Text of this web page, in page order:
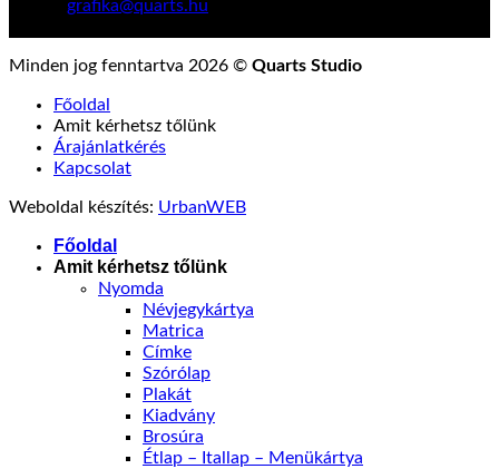
grafika@quarts.hu
Minden jog fenntartva 2026 © Quarts Studio
Főoldal
Amit kérhetsz tőlünk
Árajánlatkérés
Kapcsolat
Weboldal készítés: UrbanWEB
Főoldal
Amit kérhetsz tőlünk
Nyomda
Névjegykártya
Matrica
Címke
Szórólap
Plakát
Kiadvány
Brosúra
Étlap – Itallap – Menükártya